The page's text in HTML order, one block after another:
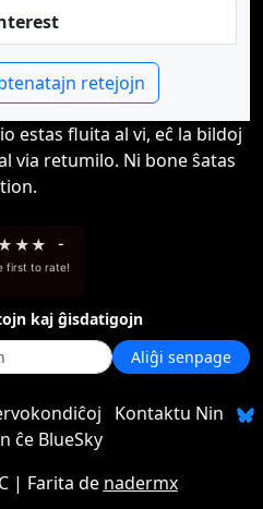
retejojn
estas fluita al vi, eĉ la bildoj
via retumilo. Ni bone ŝatas
tion.
★★ -
first to rate!
kaj ĝisdatigojn
Aliĝi senpage
Kontaktu Nin
ĉe BlueSky
| Farita de nadermx